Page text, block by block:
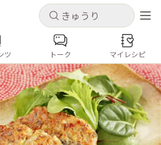
キャンセル
るとレシピを保存できます
新規登録
キャンセル
コンテンツ
トマト
とうもろこし
ツ トーク マイレシピ